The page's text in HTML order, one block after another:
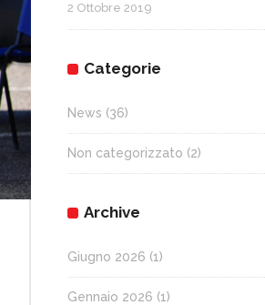
2 Ottobre 2019
Categorie
News (36)
Non categorizzato (2)
Archive
Giugno 2026 (1)
Gennaio 2026 (1)